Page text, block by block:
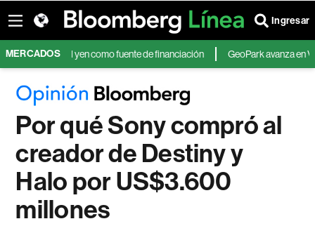
Ingresar
MERCADOSdel yen como fuente de financiación GeoPark avanza en Vaca
Por qué Sony compró al
creador de Destiny y
Halo por US$3.600
millones